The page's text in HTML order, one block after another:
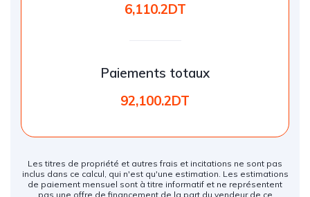
6,110.2DT
Paiements totaux
92,100.2DT
Les titres de propriété et autres frais et incitations ne sont pas
inclus dans ce calcul, qui n'est qu'une estimation. Les estimations
de paiement mensuel sont à titre informatif et ne représentent
pas une offre de financement de la part du vendeur de ce